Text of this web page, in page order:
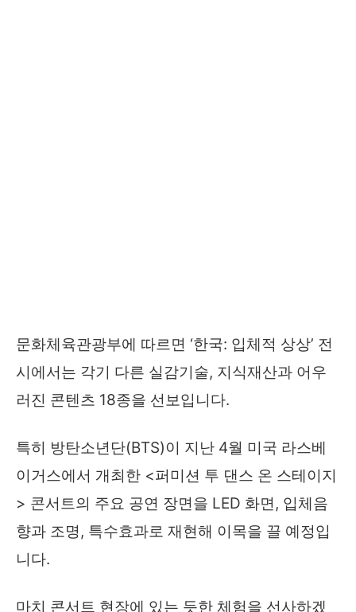
문화체육관광부에 따르면 ‘한국: 입체적 상상’ 전
시에서는 각기 다른 실감기술, 지식재산과 어우
러진 콘텐츠 18종을 선보입니다.
특히 방탄소년단(BTS)이 지난 4월 미국 라스베
이거스에서 개최한 <퍼미션 투 댄스 온 스테이지
> 콘서트의 주요 공연 장면을 LED 화면, 입체음
향과 조명, 특수효과로 재현해 이목을 끌 예정입
니다.
마치 콘서트 현장에 있는 듯한 체험을 선사하겠